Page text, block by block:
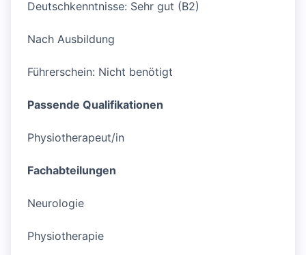
Deutschkenntnisse: Sehr gut (B2)
Nach Ausbildung
Führerschein: Nicht benötigt
Passende Qualifikationen
Physiotherapeut/in
Fachabteilungen
Neurologie
Physiotherapie